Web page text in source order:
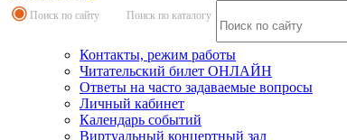
Поиск по сайту Поиск по каталогу
Контакты, режим работы
Читательский билет ОНЛАЙН
Ответы на часто задаваемые вопросы
Личный кабинет
Календарь событий
Виртуальный концертный зал